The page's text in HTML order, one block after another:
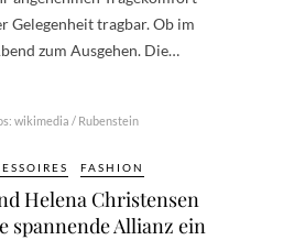
Gelegenheit tragbar. Ob im
zum Ausgehen. Die…
wikimedia / Rubenstein
FASHION
Helena Christensen
spannende Allianz ein